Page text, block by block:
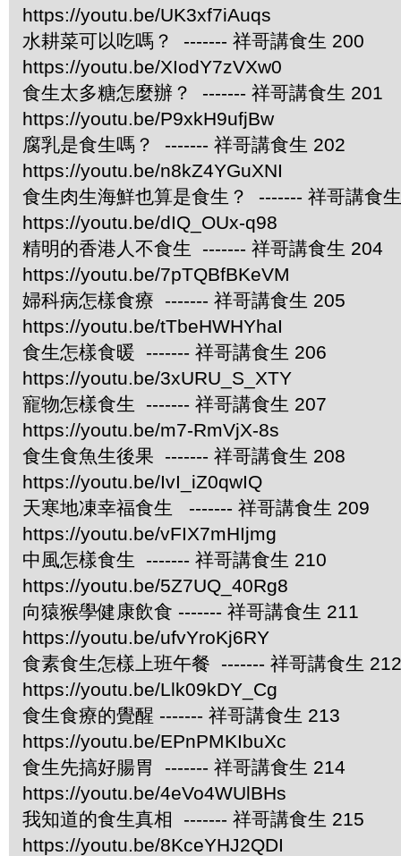
https://youtu.be/UK3xf7iAuqs
水耕菜可以吃嗎？ ------- 祥哥講食生 200
https://youtu.be/XIodY7zVXw0
食生太多糖怎麼辦？ ------- 祥哥講食生 201
https://youtu.be/P9xkH9ufjBw
腐乳是食生嗎？ ------- 祥哥講食生 202
https://youtu.be/n8kZ4YGuXNI
食生肉生海鮮也算是食生？ ------- 祥哥講食
https://youtu.be/dIQ_OUx-q98
精明的香港人不食生 ------- 祥哥講食生 204
https://youtu.be/7pTQBfBKeVM
婦科病怎樣食療 ------- 祥哥講食生 205
https://youtu.be/tTbeHWHYhaI
食生怎樣食暖 ------- 祥哥講食生 206
https://youtu.be/3xURU_S_XTY
寵物怎樣食生 ------- 祥哥講食生 207
https://youtu.be/m7-RmVjX-8s
食生食魚生後果 ------- 祥哥講食生 208
https://youtu.be/IvI_iZ0qwIQ
天寒地凍幸福食生 ------- 祥哥講食生 209
https://youtu.be/vFIX7mHIjmg
中風怎樣食生 ------- 祥哥講食生 210
https://youtu.be/5Z7UQ_40Rg8
向猿猴學健康飲食 ------- 祥哥講食生 211
https://youtu.be/ufvYroKj6RY
食素食生怎樣上班午餐 ------- 祥哥講食生 212
https://youtu.be/Llk09kDY_Cg
食生食療的覺醒 ------- 祥哥講食生 213
https://youtu.be/EPnPMKIbuXc
食生先搞好腸胃 ------- 祥哥講食生 214
https://youtu.be/4eVo4WUlBHs
我知道的食生真相 ------- 祥哥講食生 215
https://youtu.be/8KceYHJ2QDI